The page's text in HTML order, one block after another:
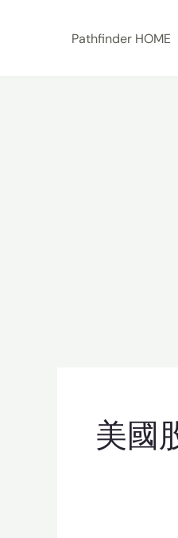
Pathfinder HOME
美國